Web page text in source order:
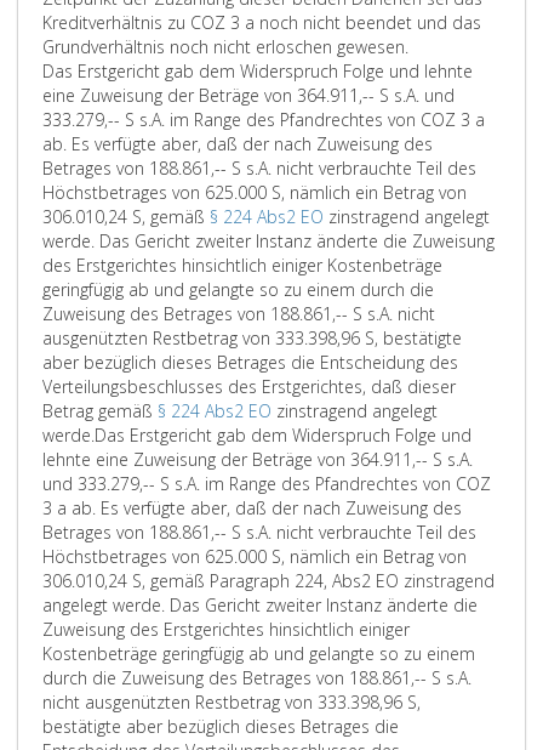
Kreditverhältnis zu COZ 3 a noch nicht beendet und das
Grundverhältnis noch nicht erloschen gewesen.
Das Erstgericht gab dem Widerspruch Folge und lehnte
eine Zuweisung der Beträge von 364.911,-- S s.A. und
333.279,-- S s.A. im Range des Pfandrechtes von COZ 3 a
ab. Es verfügte aber, daß der nach Zuweisung des
Betrages von 188.861,-- S s.A. nicht verbrauchte Teil des
Höchstbetrages von 625.000 S, nämlich ein Betrag von
306.010,24 S, gemäß § 224 Abs2 EO zinstragend angelegt
werde. Das Gericht zweiter Instanz änderte die Zuweisung
des Erstgerichtes hinsichtlich einiger Kostenbeträge
geringfügig ab und gelangte so zu einem durch die
Zuweisung des Betrages von 188.861,-- S s.A. nicht
ausgenützten Restbetrag von 333.398,96 S, bestätigte
aber bezüglich dieses Betrages die Entscheidung des
Verteilungsbeschlusses des Erstgerichtes, daß dieser
Betrag gemäß § 224 Abs2 EO zinstragend angelegt
werde.Das Erstgericht gab dem Widerspruch Folge und
lehnte eine Zuweisung der Beträge von 364.911,-- S s.A.
und 333.279,-- S s.A. im Range des Pfandrechtes von COZ
3 a ab. Es verfügte aber, daß der nach Zuweisung des
Betrages von 188.861,-- S s.A. nicht verbrauchte Teil des
Höchstbetrages von 625.000 S, nämlich ein Betrag von
306.010,24 S, gemäß Paragraph 224, Abs2 EO zinstragend
angelegt werde. Das Gericht zweiter Instanz änderte die
Zuweisung des Erstgerichtes hinsichtlich einiger
Kostenbeträge geringfügig ab und gelangte so zu einem
durch die Zuweisung des Betrages von 188.861,-- S s.A.
nicht ausgenützten Restbetrag von 333.398,96 S,
bestätigte aber bezüglich dieses Betrages die